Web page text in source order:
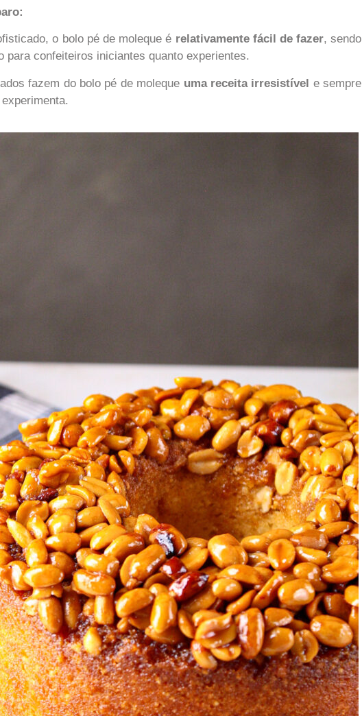
o bolo pé de moleque é relativamente fácil de fazer, sendo
para confeiteiros iniciantes quanto experientes.
fazem do bolo pé de moleque uma receita irresistível e sempre